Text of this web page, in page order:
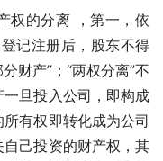
权的分离 ，第一，依
记注册后，股东不得
财产”；“两权分离”不
旦投入公司，即构成
有权即转化成为公司
己投资的财产权，其